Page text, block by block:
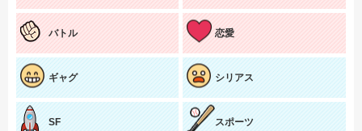
バトル 恋愛
ギャグ シリアス
SF スポーツ